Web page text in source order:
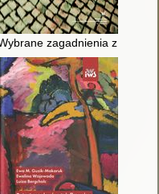
kryminalistyki
zagadnienia z nauk